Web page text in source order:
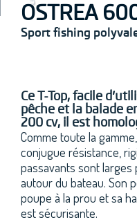
OSTREA
Sport fishing
Ce T-Top, facile
pêche et la balade
200 cv, il est
Comme toute la
conjugue résistance,
passavants sont
autour du bateau. Son
poupe à la prou et sa
est sécurisante.